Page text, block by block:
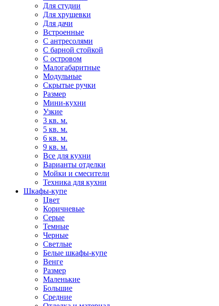
Для студии
Для хрущевки
Для дачи
Встроенные
С антресолями
С барной стойкой
С островом
Малогабаритные
Модульные
Скрытые ручки
Размер
Мини-кухни
Узкие
3 кв. м.
5 кв. м.
6 кв. м.
9 кв. м.
Все для кухни
Варианты отделки
Мойки и смесители
Техника для кухни
Шкафы-купе
Цвет
Коричневые
Серые
Темные
Черные
Светлые
Белые шкафы-купе
Венге
Размер
Маленькие
Большие
Средние